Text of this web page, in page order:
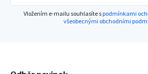
Vložením e-mailu souhlasíte spodmínkami
všeobecnými obchodními